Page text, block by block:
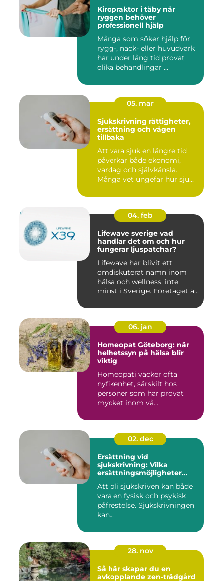
Kiropraktor i täby när
ryggen behöver
professionell hjälp
Många som söker hjälp för
rygg-, nack- eller huvudvärk
har under lång tid provat
olika behandlingar ...
05. mar
Sjukskrivning rättigheter,
ersättning och vägen
tillbaka
Att vara sjuk en längre tid
påverkar både ekonomi,
vardag och självkänsla.
Många vet ungefär hur sju...
04. feb
Lifewave sverige vad
handlar det om och hur
fungerar ljuspatchar?
Lifewave har blivit ett
omdiskuterat namn inom
hälsa och wellness, inte
minst i Sverige. Företaget ä...
06. jan
Homeopat Göteborg: när
helhetssyn på hälsa blir
viktig
Homeopati väcker ofta
nyfikenhet, särskilt hos
personer som har provat
mycket inom vå...
02. dec
Ersättning vid
sjukskrivning: Vilka
ersättningsmöjligheter
Att bli sjukskriven kan både
vara en fysisk och psykisk
påfrestelse. Sjukskrivningen
kan...
28. nov
Så här skapar du en
avkopplande zen-trädgård